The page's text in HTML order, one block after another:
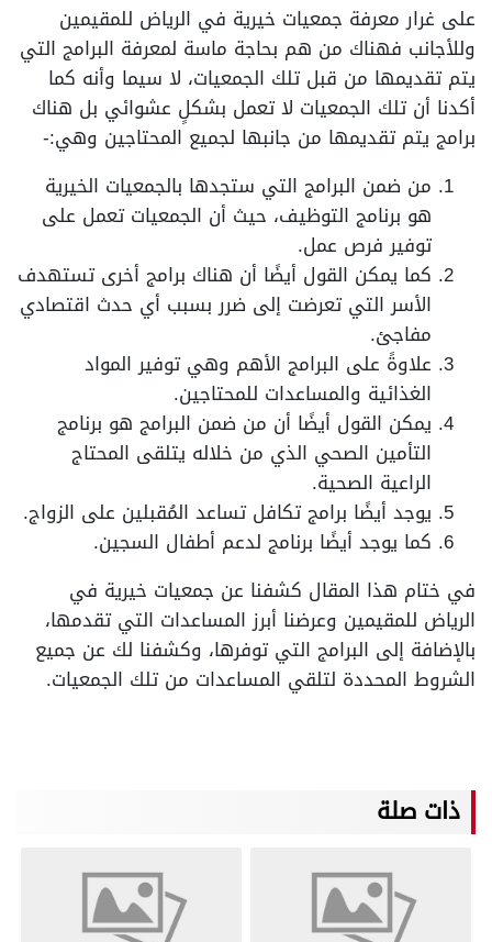
على غرار معرفة جمعيات خيرية في الرياض للمقيمين
وللأجانب فهناك من هم بحاجة ماسة لمعرفة البرامج التي
يتم تقديمها من قبل تلك الجمعيات، لا سيما وأنه كما
أكدنا أن تلك الجمعيات لا تعمل بشكلٍ عشوائي بل هناك
برامج يتم تقديمها من جانبها لجميع المحتاجين وهي:-
من ضمن البرامج التي ستجدها بالجمعيات الخيرية
هو برنامج التوظيف، حيث أن الجمعيات تعمل على
توفير فرص عمل.
كما يمكن القول أيضًا أن هناك برامج أخرى تستهدف
الأسر التي تعرضت إلى ضرر بسبب أي حدث اقتصادي
مفاجئ.
علاوةً على البرامج الأهم وهي توفير المواد
الغذائية والمساعدات للمحتاجين.
يمكن القول أيضًا أن من ضمن البرامج هو برنامج
التأمين الصحي الذي من خلاله يتلقى المحتاج
الراعية الصحية.
يوجد أيضًا برامج تكافل تساعد المُقبلين على الزواج.
كما يوجد أيضًا برنامج لدعم أطفال السجين.
في ختام هذا المقال كشفنا عن جمعيات خيرية في
الرياض للمقيمين وعرضنا أبرز المساعدات التي تقدمها،
بالإضافة إلى البرامج التي توفرها، وكشفنا لك عن جميع
الشروط المحددة لتلقي المساعدات من تلك الجمعيات.
ذات صلة